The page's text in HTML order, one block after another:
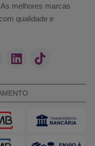
melhores marcas
qualidade e